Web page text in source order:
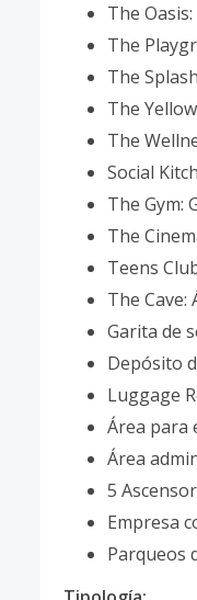
The
The
The
The
The
Social
The Gym:
The
Teens
The Cave:
Garita de
Depósito
Luggage
Área para
Área
5
Empresa
Parqueos